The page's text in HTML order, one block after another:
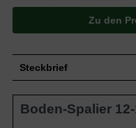
Zu den
Steckbrief
Wuchs
Kleiner
Boden-Spalier